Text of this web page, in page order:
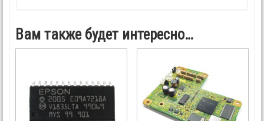
Вам также будет интересно…